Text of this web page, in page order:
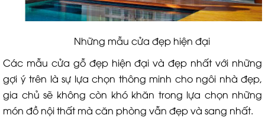
Những mẫu cửa đẹp hiện đại
Các mẫu cửa gỗ đẹp hiện đại và đẹp nhất với những
gợi ý trên là sự lựa chọn thông minh cho ngôi nhà đẹp,
gia chủ sẽ không còn khó khăn trong lựa chọn những
món đồ nội thất mà căn phòng vẫn đẹp và sang nhất.